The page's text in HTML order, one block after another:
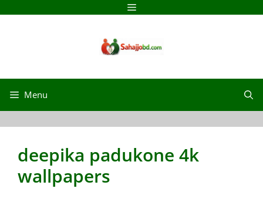
Menu
deepika padukone 4k
wallpapers